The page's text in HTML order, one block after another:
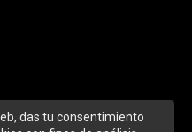
das tu consentimiento